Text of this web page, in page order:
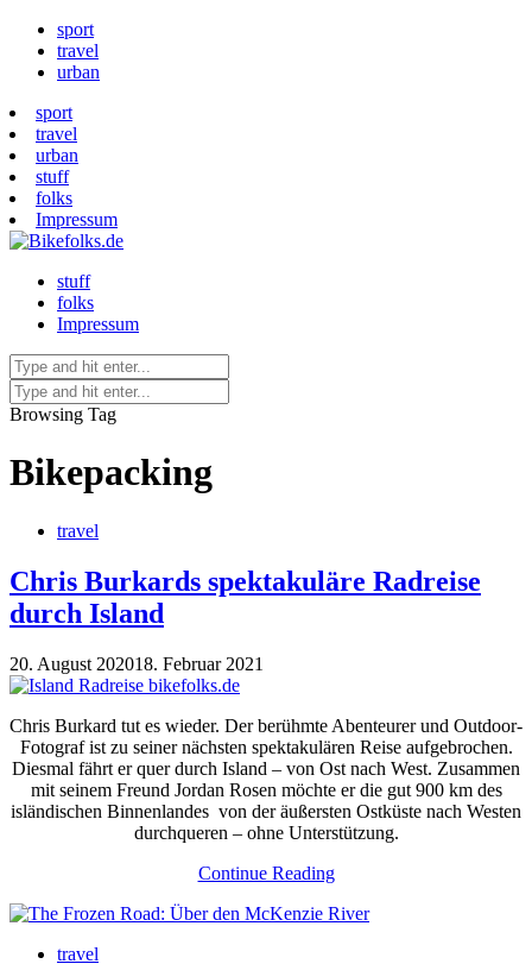
sport
travel
urban
sport
travel
urban
stuff
folks
Impressum
stuff
folks
Impressum
Browsing Tag
Bikepacking
travel
Chris Burkards spektakuläre Radreise
durch Island
20. August 202018. Februar 2021
Chris Burkard tut es wieder. Der berühmte Abenteurer und Outdoor-
Fotograf ist zu seiner nächsten spektakulären Reise aufgebrochen.
Diesmal fährt er quer durch Island – von Ost nach West. Zusammen
mit seinem Freund Jordan Rosen möchte er die gut 900 km des
isländischen Binnenlandes von der äußersten Ostküste nach Westen
durchqueren – ohne Unterstützung.
Continue Reading
travel